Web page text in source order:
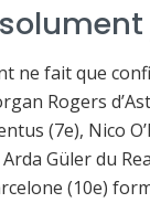
ne fait que
Rogers
(7e), Nico
Güler du
(10e)